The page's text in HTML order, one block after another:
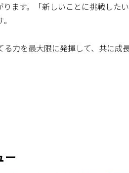
ります。「新しいことに挑戦し
る力を最大限に発揮して、共に成
ー